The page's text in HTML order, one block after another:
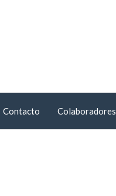
Contacto Colaboradores